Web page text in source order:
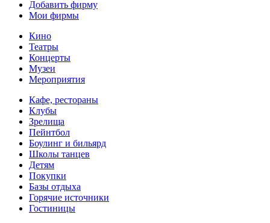
Добавить фирму
Мои фирмы
Кино
Театры
Концерты
Музеи
Мероприятия
Кафе, рестораны
Клубы
Зрелища
Пейнтбол
Боулинг и бильярд
Школы танцев
Детям
Покупки
Базы отдыха
Горячие источники
Гостиницы